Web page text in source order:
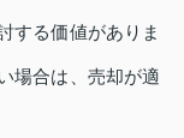
する価値がありま
場合は、売却が適